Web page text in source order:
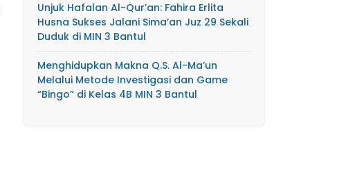
Unjuk Hafalan Al-Qur’an: Fahira Erlita
Husna Sukses Jalani Sima’an Juz 29 Sekali
Duduk di MIN 3 Bantul
Menghidupkan Makna Q.S. Al-Ma’un
Melalui Metode Investigasi dan Game
“Bingo” di Kelas 4B MIN 3 Bantul